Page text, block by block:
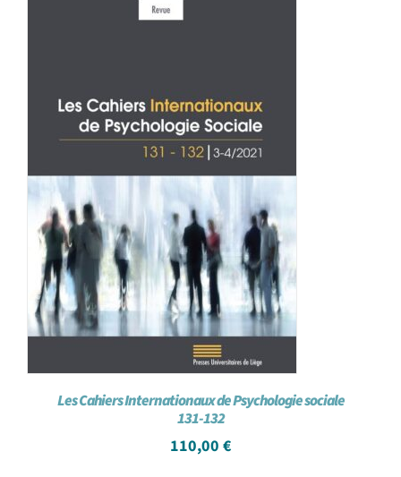
Les Cahiers Internationaux de Psychologie sociale
131-132
110,00 €